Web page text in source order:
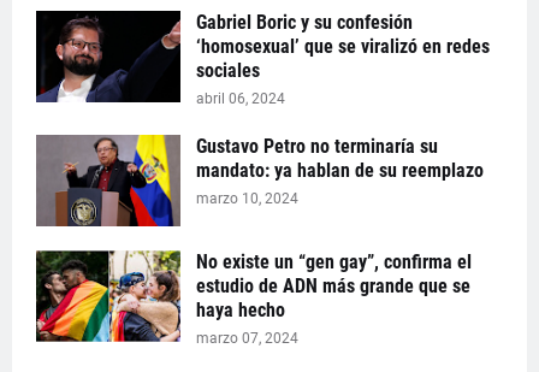
Gabriel Boric y su confesión
‘homosexual’ que se viralizó en redes
sociales
abril 06, 2024
Gustavo Petro no terminaría su
mandato: ya hablan de su reemplazo
marzo 10, 2024
No existe un “gen gay”, confirma el
estudio de ADN más grande que se
haya hecho
marzo 07, 2024